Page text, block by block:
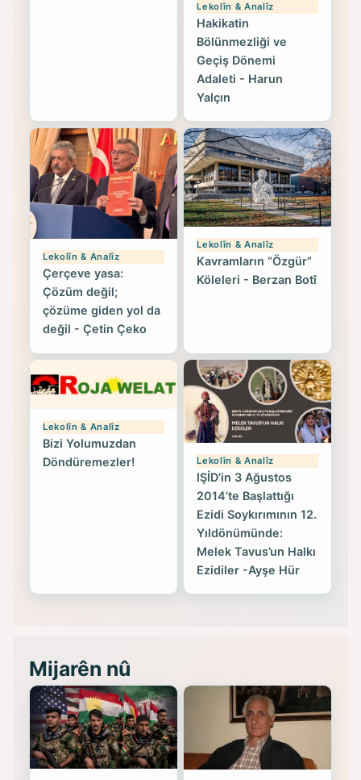
Lekolîn & Analîz
Hakikatin
Bölünmezliği ve
Geçiş Dönemi
Adaleti - Harun
Yalçın
Lekolîn & Analîz
Çerçeve yasa:
Çözüm değil;
çözüme giden yol da
değil - Çetin Çeko
Lekolîn & Analîz
Kavramların “Özgür”
Köleleri - Berzan Botî
Lekolîn & Analîz
Bizi Yolumuzdan
Döndüremezler!
Lekolîn & Analîz
IŞİD’in 3 Ağustos
2014’te Başlattığı
Ezidi Soykırımının 12.
Yıldönümünde:
Melek Tavus’un Halkı
Ezidiler -Ayşe Hür
Mijarên nû